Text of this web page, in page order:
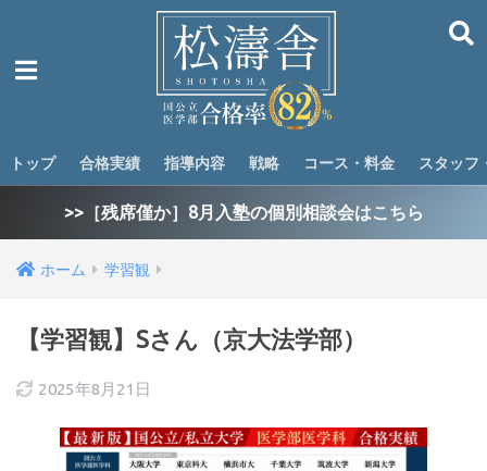
トップ 合格実績 指導内容 戦略 コース・料金 スタッフ
>>［残席僅か］8月入塾の個別相談会はこちら
ホーム 学習観
【学習観】Sさん（京大法学部）
2025年8月21日